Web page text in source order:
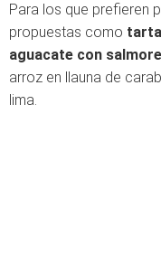
Para los que prefieren
propuestas como
aguacate con
arroz en llauna de
lima.